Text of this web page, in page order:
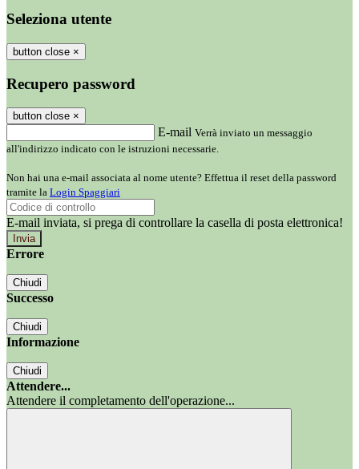
Seleziona utente
button close ×
Recupero password
button close ×
E-mail Verrà inviato un messaggio
all'indirizzo indicato con le istruzioni necessarie.
Non hai una e-mail associata al nome utente? Effettua il reset della password
tramite la Login Spaggiari
E-mail inviata, si prega di controllare la casella di posta elettronica!
Errore
Chiudi
Successo
Chiudi
Informazione
Chiudi
Attendere...
Attendere il completamento dell'operazione...